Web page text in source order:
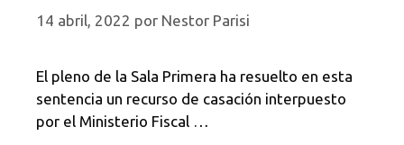
14 abril, 2022 por Nestor Parisi
El pleno de la Sala Primera ha resuelto en esta
sentencia un recurso de casación interpuesto
por el Ministerio Fiscal …